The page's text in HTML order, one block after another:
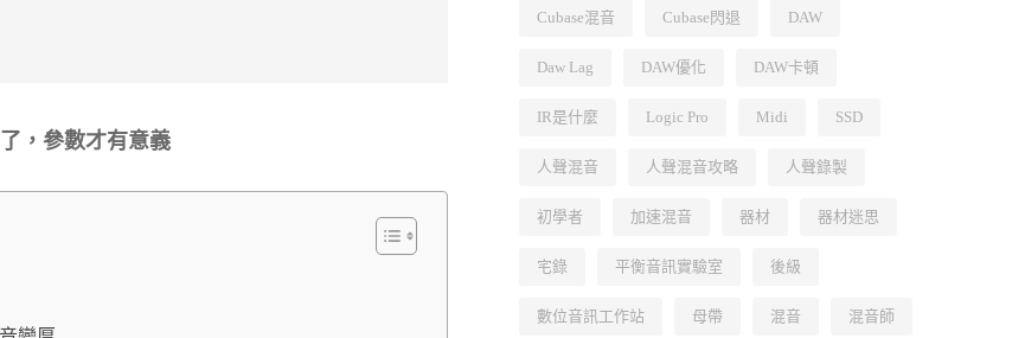
，參數才有意義
Cubase混音 Cubase閃退 DAW
Daw Lag DAW優化 DAW卡頓
IR是什麼 Logic Pro Midi SSD
人聲混音 人聲混音攻略 人聲錄製
初學者 加速混音 器材 器材迷思
宅錄 平衡音訊實驗室 後級
數位音訊工作站 母帶 混音 混音師